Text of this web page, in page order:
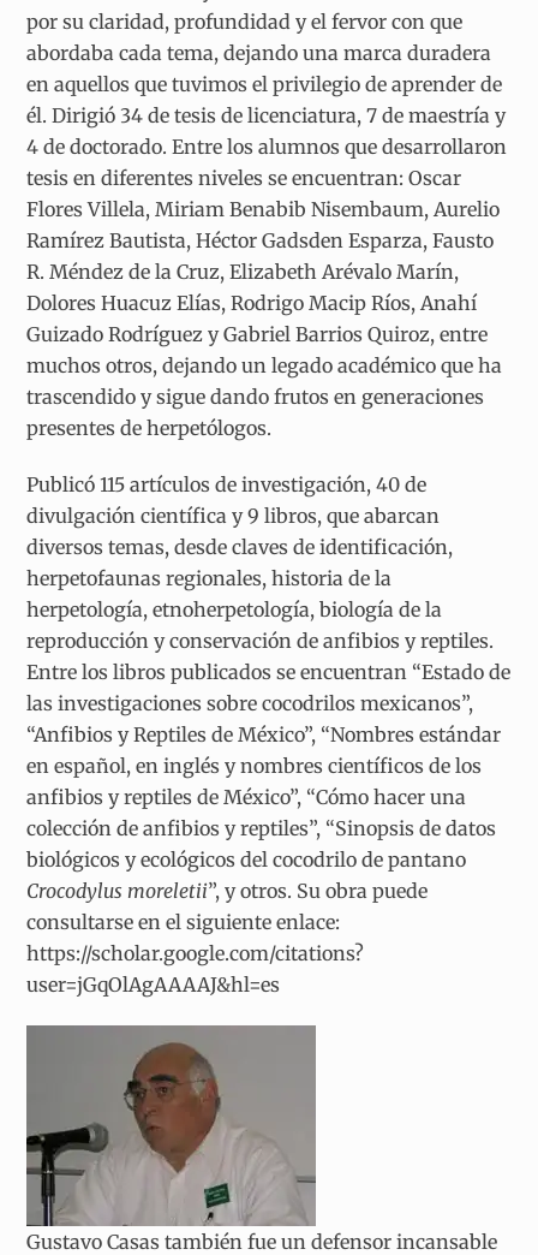
por su claridad, profundidad y el fervor con que
abordaba cada tema, dejando una marca duradera
en aquellos que tuvimos el privilegio de aprender de
él. Dirigió 34 de tesis de licenciatura, 7 de maestría y
4 de doctorado. Entre los alumnos que desarrollaron
tesis en diferentes niveles se encuentran: Oscar
Flores Villela, Miriam Benabib Nisembaum, Aurelio
Ramírez Bautista, Héctor Gadsden Esparza, Fausto
R. Méndez de la Cruz, Elizabeth Arévalo Marín,
Dolores Huacuz Elías, Rodrigo Macip Ríos, Anahí
Guizado Rodríguez y Gabriel Barrios Quiroz, entre
muchos otros, dejando un legado académico que ha
trascendido y sigue dando frutos en generaciones
presentes de herpetólogos.
Publicó 115 artículos de investigación, 40 de
divulgación científica y 9 libros, que abarcan
diversos temas, desde claves de identificación,
herpetofaunas regionales, historia de la
herpetología, etnoherpetología, biología de la
reproducción y conservación de anfibios y reptiles.
Entre los libros publicados se encuentran “Estado de
las investigaciones sobre cocodrilos mexicanos”,
“Anfibios y Reptiles de México”, “Nombres estándar
en español, en inglés y nombres científicos de los
anfibios y reptiles de México”, “Cómo hacer una
colección de anfibios y reptiles”, “Sinopsis de datos
biológicos y ecológicos del cocodrilo de pantano
Crocodylus moreletii”, y otros. Su obra puede
consultarse en el siguiente enlace:
https://scholar.google.com/citations?
user=jGqOlAgAAAAJ&hl=es
Gustavo Casas también fue un defensor incansable